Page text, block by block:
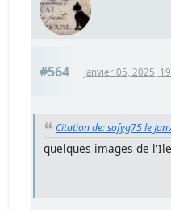
#564 Janvier 05, 2025,
Citation de: sofyg75 le
quelques images de